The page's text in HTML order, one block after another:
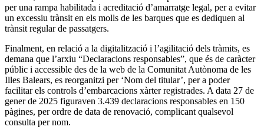
per una rampa habilitada i acreditació d’amarratge legal, per a evitar
un excessiu trànsit en els molls de les barques que es dediquen al
trànsit regular de passatgers.
Finalment, en relació a la digitalització i l’agilitació dels tràmits, es
demana que l’arxiu “Declaracions responsables”, que és de caràcter
públic i accessible des de la web de la Comunitat Autònoma de les
Illes Balears, es reorganitzi per ‘Nom del titular’, per a poder
facilitar els controls d’embarcacions xàrter registrades. A data 27 de
gener de 2025 figuraven 3.439 declaracions responsables en 150
pàgines, per ordre de data de renovació, complicant qualsevol
consulta per nom.